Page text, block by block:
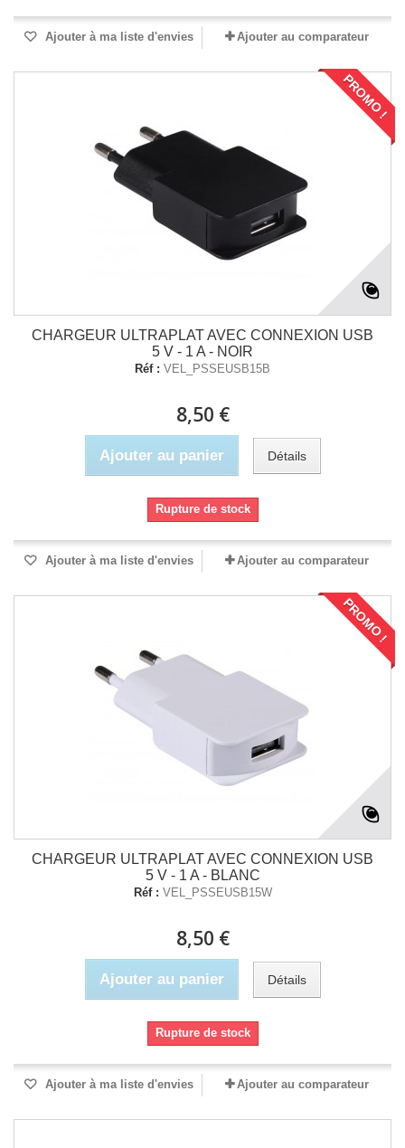
Ajouter à ma liste d'envies Ajouter au comparateur
PROMO !
CHARGEUR ULTRAPLAT AVEC CONNEXION USB
5 V - 1 A - NOIR
Réf : VEL_PSSEUSB15B
8,50 €
Ajouter au panier Détails
Rupture de stock
Ajouter à ma liste d'envies Ajouter au comparateur
PROMO !
CHARGEUR ULTRAPLAT AVEC CONNEXION USB
5 V - 1 A - BLANC
Réf : VEL_PSSEUSB15W
8,50 €
Ajouter au panier Détails
Rupture de stock
Ajouter à ma liste d'envies Ajouter au comparateur